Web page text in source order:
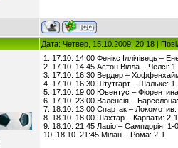
Дата: Четвер, 15.10.2009, 20:18 |
1. 17.10. 14:00 Фенікс Іллічівець –
2. 17.10. 14:45 Астон Вілла – Челсі:
3. 17.10. 16:30 Вердер –
4. 17.10. 16:30 Штутгарт – Шальке:
5. 17.10. 19:00 Ювентус –
6. 17.10. 23:00 Валенсія –
7. 18.10. 13:00 Спартак –
8. 18.10. 18:00 Шахтар – Карпати: 2-1
9. 18.10. 21:45 Лаціо – Сампдорія: 1-0
10. 18.10. 21:45 Мілан – Рома: 2-1